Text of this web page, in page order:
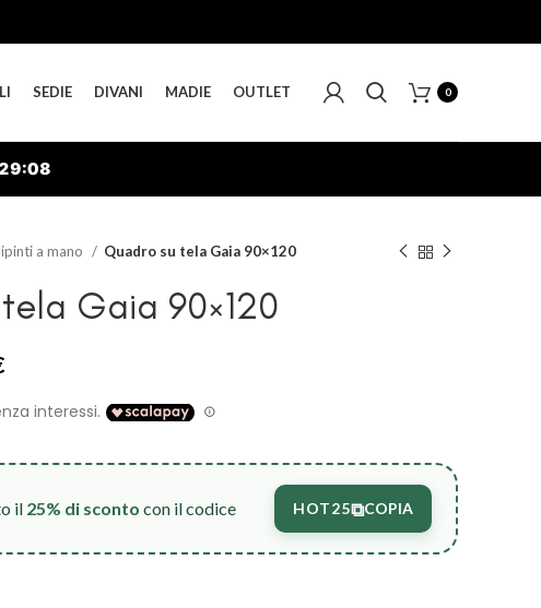
SEDIE DIVANI MADIE OUTLET 0
29:07
a mano Quadro su tela Gaia 90×120
Gaia 90×120
attuale
il 25% di sconto con il codice HOT25⧉COPIA